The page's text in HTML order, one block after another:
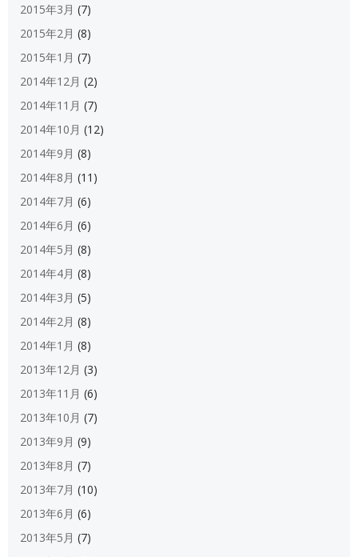
2015年3月 (7)
2015年2月 (8)
2015年1月 (7)
2014年12月 (2)
2014年11月 (7)
2014年10月 (12)
2014年9月 (8)
2014年8月 (11)
2014年7月 (6)
2014年6月 (6)
2014年5月 (8)
2014年4月 (8)
2014年3月 (5)
2014年2月 (8)
2014年1月 (8)
2013年12月 (3)
2013年11月 (6)
2013年10月 (7)
2013年9月 (9)
2013年8月 (7)
2013年7月 (10)
2013年6月 (6)
2013年5月 (7)